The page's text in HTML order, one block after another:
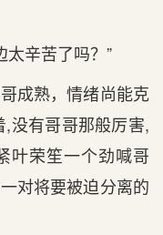
太辛苦了吗？”
成熟，情绪尚能克
没有哥哥那般厉害,
叶荣笙一个劲喊哥
对将要被迫分离的